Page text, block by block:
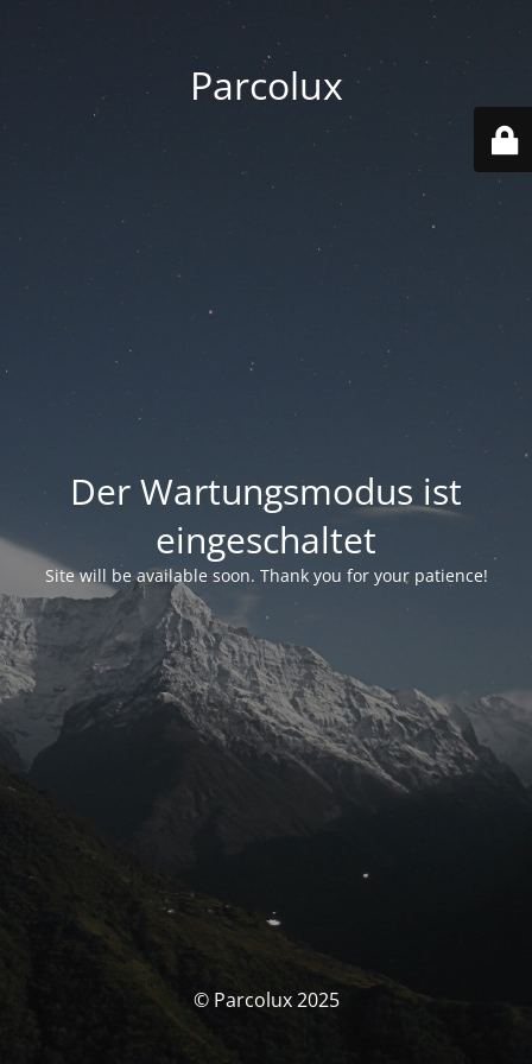
Parcolux
Der Wartungsmodus ist
eingeschaltet
Site will be available soon. Thank you for your patience!
© Parcolux 2025